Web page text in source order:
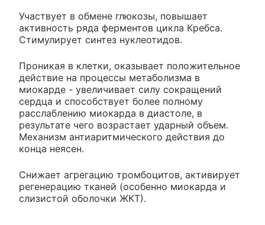
Участвует в обмене глюкозы, повышает
активность ряда ферментов цикла Кребса.
Стимулирует синтез нуклеотидов.
Проникая в клетки, оказывает положительное
действие на процессы метаболизма в
миокарде - увеличивает силу сокращений
сердца и способствует более полному
расслаблению миокарда в диастоле, в
результате чего возрастает ударный объем.
Механизм антиаритмического действия до
конца неясен.
Снижает агрегацию тромбоцитов, активирует
регенерацию тканей (особенно миокарда и
слизистой оболочки ЖКТ).